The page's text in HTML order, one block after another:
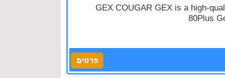
GEX COUGAR GEX is a high-
80Plus